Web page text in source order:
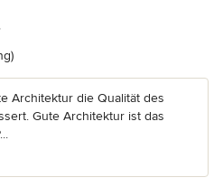
5 von 5 Sternen
Architektur die Qualität des
Gute Architektur ist das